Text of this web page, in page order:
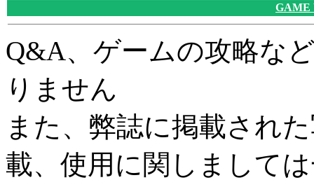
GAME
Q&A、ゲームの攻略な
りません
また、弊誌に掲載され
載、使用に関しまして